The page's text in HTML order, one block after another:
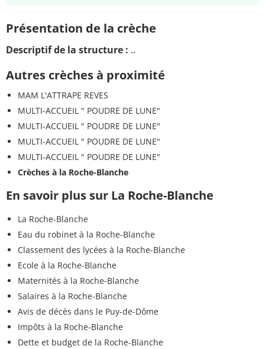
Présentation de la crèche
Descriptif de la structure : ..
Autres crèches à proximité
MAM L'ATTRAPE REVES
MULTI-ACCUEIL " POUDRE DE LUNE"
MULTI-ACCUEIL " POUDRE DE LUNE"
MULTI-ACCUEIL " POUDRE DE LUNE"
MULTI-ACCUEIL " POUDRE DE LUNE"
Crèches à la Roche-Blanche
En savoir plus sur La Roche-Blanche
La Roche-Blanche
Eau du robinet à la Roche-Blanche
Classement des lycées à la Roche-Blanche
Ecole à la Roche-Blanche
Maternités à la Roche-Blanche
Salaires à la Roche-Blanche
Avis de décès dans le Puy-de-Dôme
Impôts à la Roche-Blanche
Dette et budget de la Roche-Blanche